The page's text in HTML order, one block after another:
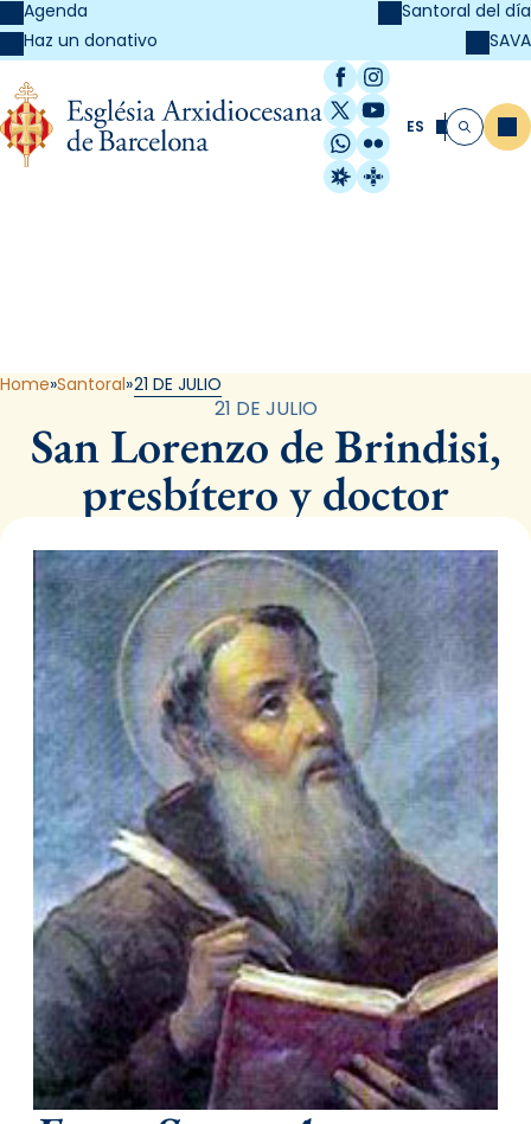
Agenda
Haz un donativo
Santoral del día
SAVA
Facebook
Instagram
X / Twitter
YouTube
WhatsApp
Flickr
Radio Estel
Catalunya
ES Buscar
Home Santoral 21 DE JULIO
21 DE JULIO
San Lorenzo de Brindisi,
presbítero y doctor